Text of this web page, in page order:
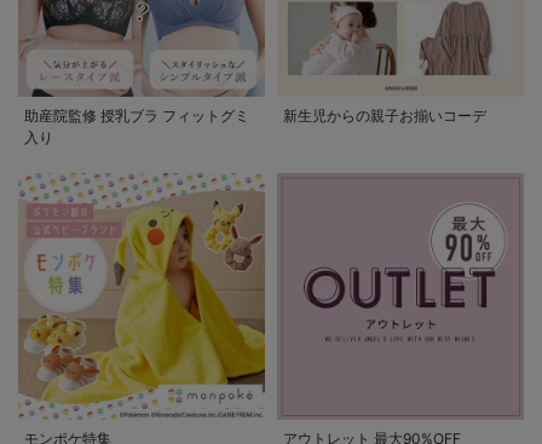
助産院監修 授乳ブラ フィットグミ
入り
新生児からの親子お揃いコーデ
モンポケ特集 アウトレット 最大90%OFF